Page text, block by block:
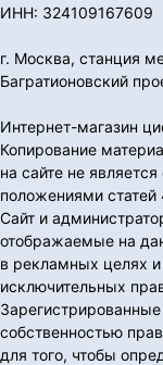
ИНН: 324109167609
г. Москва, станция
Багратионовский
Интернет-магазин
Копирование
на сайте не
положениями
Сайт и
отображаемые на
в рекламных целях и
исключительных
собственностью
для того, чтобы